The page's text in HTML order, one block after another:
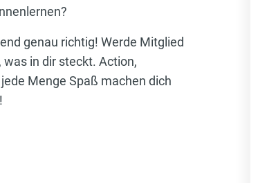
genau richtig! Werde Mitglied
in dir steckt. Action,
Menge Spaß machen dich